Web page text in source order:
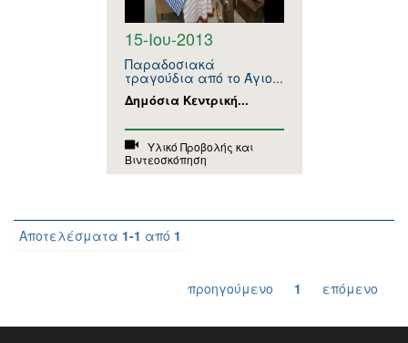
15-Ιου-2013
Παραδοσιακά
τραγούδια από το Άγιο...
Δημόσια Κεντρική...
Υλικό Προβολής και
Βιντεοσκόπηση
Αποτελέσματα 1-1 από 1
προηγούμενο 1 επόμενο